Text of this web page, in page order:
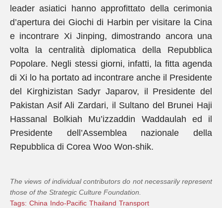
leader asiatici hanno approfittato della cerimonia
d’apertura dei Giochi di Harbin per visitare la Cina
e incontrare Xi Jinping, dimostrando ancora una
volta la centralità diplomatica della Repubblica
Popolare. Negli stessi giorni, infatti, la fitta agenda
di Xi lo ha portato ad incontrare anche il Presidente
del Kirghizistan Sadyr Japarov, il Presidente del
Pakistan Asif Ali Zardari, il Sultano del Brunei Haji
Hassanal Bolkiah Mu’izzaddin Waddaulah ed il
Presidente dell’Assemblea nazionale della
Repubblica di Corea Woo Won-shik.
The views of individual contributors do not necessarily represent
those of the Strategic Culture Foundation.
Tags: China Indo-Pacific Thailand Transport